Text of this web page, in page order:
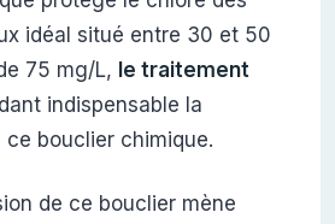
idéal situé entre 30 et 50
75 mg/L, le traitement
indispensable la
bouclier chimique.
de ce bouclier mène